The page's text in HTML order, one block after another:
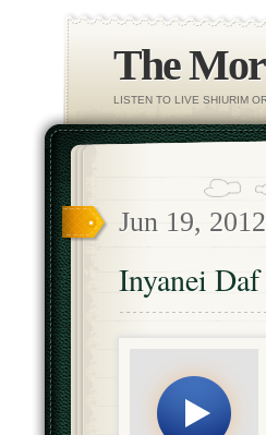
The
LISTEN TO LIVE SHIURIM
Jun 19,
Inyanei